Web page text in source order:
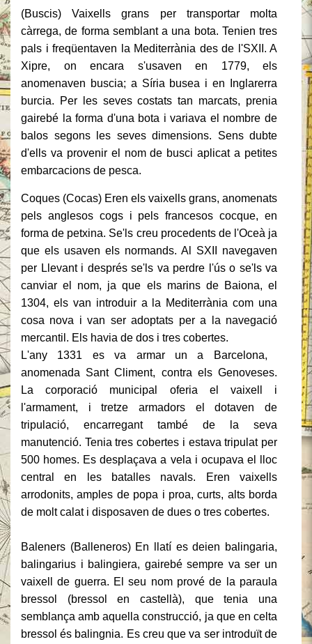
(Buscis) Vaixells grans per transportar molta
càrrega, de forma semblant a una bota. Tenien tres
pals i freqüentaven la Mediterrània des de l'SXII. A
Xipre, on encara s'usaven en 1779, els
anomenaven buscia; a Síria busea i en Inglarerra
burcia.
Per les seves costats tan marcats, prenia
gairebé la forma d'una bota i variava el nombre de
balos segons les seves dimensions.
Sens dubte
d'ells va provenir el nom de busci aplicat a petites
embarcacions de pesca.
Coques (Cocas) Eren els vaixells grans, anomenats
pels anglesos cogs i pels francesos cocque, en
forma de petxina. Se'ls creu procedents de l'Oceà ja
que els usaven els normands. Al SXII navegaven
per Llevant i després se'ls va perdre l'ús o se'ls va
canviar el nom, ja que els marins de Baiona, el
1304, els van introduir a la Mediterrània com una
cosa nova i van ser adoptats per a la navegació
mercantil. Els havia de dos i tres cobertes.
L'any 1331 es va armar un a Barcelona, ​​
anomenada Sant Climent, contra els Genoveses.
La corporació municipal oferia el vaixell i
l'armament, i tretze armadors el dotaven de
tripulació, encarregant també de la seva
manutenció. Tenia tres cobertes i estava tripulat per
500 homes. Es desplaçava a vela i ocupava el lloc
central en les batalles navals.
Eren vaixells
arrodonits, amples de popa i proa, curts, alts borda
de molt calat i disposaven de dues o tres cobertes.
Baleners (Balleneros) En llatí es deien balingaria,
balingarius i balingiera, gairebé sempre va ser un
vaixell de guerra. El seu nom prové de la paraula
bressol (bressol en castellà), que tenia una
semblança amb aquella construcció, ja que en celta
bressol és balingnia. Es creu que va ser introduït de